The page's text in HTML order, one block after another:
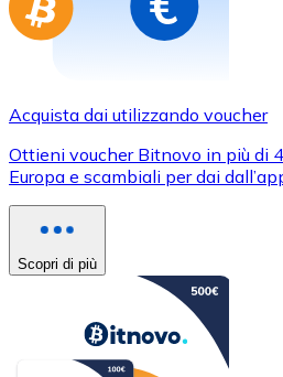
Acquista dai utilizzando voucher
Ottieni voucher Bitnovo in più di
Europa e scambiali per dai
Scopri di più